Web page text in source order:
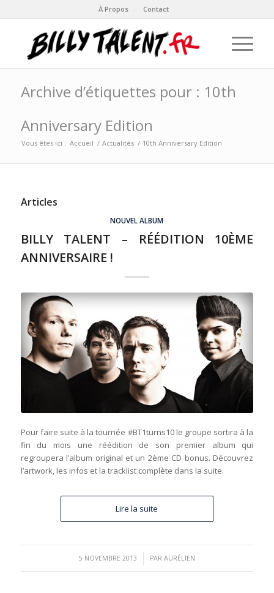
À Propos Contact
Archive d’étiquettes pour : 10th
Anniversary Edition
Vous êtes ici : Accueil / Actualités / 10th Anniversary Edition
Articles
NOUVEL ALBUM
BILLY TALENT – RÉÉDITION 10ÈME
ANNIVERSAIRE !
Pour faire suite à la tournée #BT1turns10 le groupe sortira à la
fin du mois une réédition de son premier album qui
regroupera l’album original et un 2ème CD bonus. Découvrez
l’artwork, les infos et la tracklist complète dans la suite.
Lire la suite
5 NOVEMBRE 2013
/ PAR AURÉLIEN